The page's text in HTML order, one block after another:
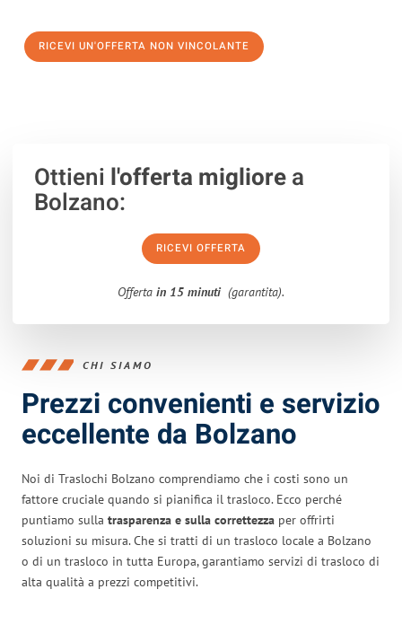
RICEVI UN'OFFERTA NON VINCOLANTE
Ottieni l'offerta migliorea
Bolzano:
RICEVI OFFERTA
Offerta in 15 minuti (garantita).
CHI SIAMO
Prezzi convenienti e servizio
eccellente da Bolzano
Noi di Traslochi Bolzano comprendiamo che i costi sono un
fattore cruciale quando si pianifica il trasloco. Ecco perché
puntiamo sulla trasparenza e sulla correttezza per offrirti
soluzioni su misura. Che si tratti di un trasloco locale a Bolzano
o di un trasloco in tutta Europa, garantiamo servizi di trasloco di
alta qualità a prezzi competitivi.